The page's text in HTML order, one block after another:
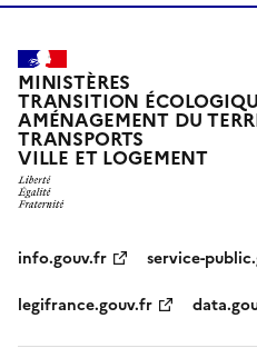
MINISTÈRES
TRANSITION
AMÉNAGEMENT DU
TRANSPORTS
VILLE ET LOGEMENT
info.gouv.fr
service-
legifrance.gouv.fr